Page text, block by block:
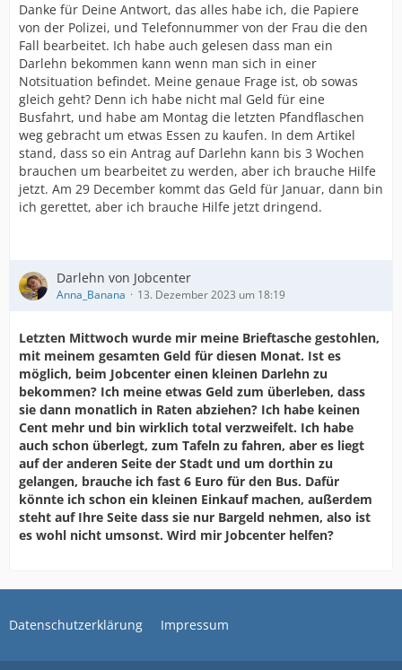
Danke für Deine Antwort, das alles habe ich, die Papiere
von der Polizei, und Telefonnummer von der Frau die den
Fall bearbeitet. Ich habe auch gelesen dass man ein
Darlehn bekommen kann wenn man sich in einer
Notsituation befindet. Meine genaue Frage ist, ob sowas
gleich geht? Denn ich habe nicht mal Geld für eine
Busfahrt, und habe am Montag die letzten Pfandflaschen
weg gebracht um etwas Essen zu kaufen. In dem Artikel
stand, dass so ein Antrag auf Darlehn kann bis 3 Wochen
brauchen um bearbeitet zu werden, aber ich brauche Hilfe
jetzt. Am 29 December kommt das Geld für Januar, dann bin
ich gerettet, aber ich brauche Hilfe jetzt dringend.
Darlehn von Jobcenter
Anna_Banana 13. Dezember 2023 um 18:19
Letzten Mittwoch wurde mir meine Brieftasche gestohlen,
mit meinem gesamten Geld für diesen Monat. Ist es
möglich, beim Jobcenter einen kleinen Darlehn zu
bekommen? Ich meine etwas Geld zum überleben, dass
sie dann monatlich in Raten abziehen? Ich habe keinen
Cent mehr und bin wirklich total verzweifelt. Ich habe
auch schon überlegt, zum Tafeln zu fahren, aber es liegt
auf der anderen Seite der Stadt und um dorthin zu
gelangen, brauche ich fast 6 Euro für den Bus. Dafür
könnte ich schon ein kleinen Einkauf machen, außerdem
steht auf Ihre Seite dass sie nur Bargeld nehmen, also ist
es wohl nicht umsonst. Wird mir Jobcenter helfen?
Datenschutzerklärung Impressum